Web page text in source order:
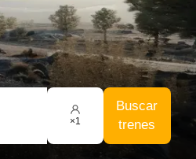
×1
Buscar
trenes